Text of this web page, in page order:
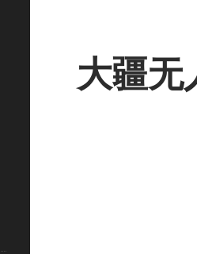
大疆无